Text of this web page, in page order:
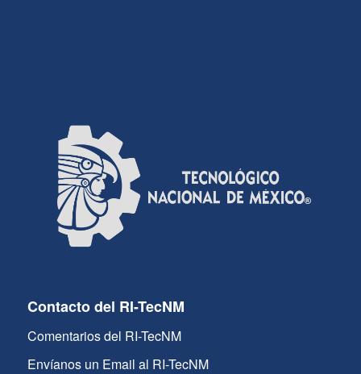
Contacto del RI-TecNM
Comentarios del RI-TecNM
Envíanos un Email al RI-TecNM